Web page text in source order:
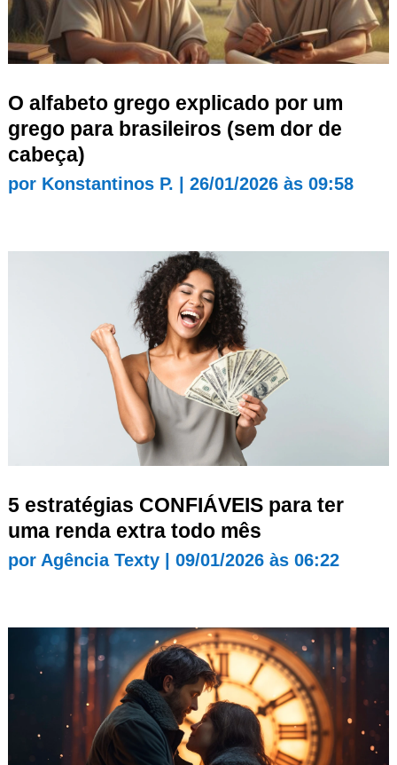
O alfabeto grego explicado por um
grego para brasileiros (sem dor de
cabeça)
por Konstantinos P. 26/01/2026 às 09:58
5 estratégias CONFIÁVEIS para ter
uma renda extra todo mês
por Agência Texty| 09/01/2026 às 06:22